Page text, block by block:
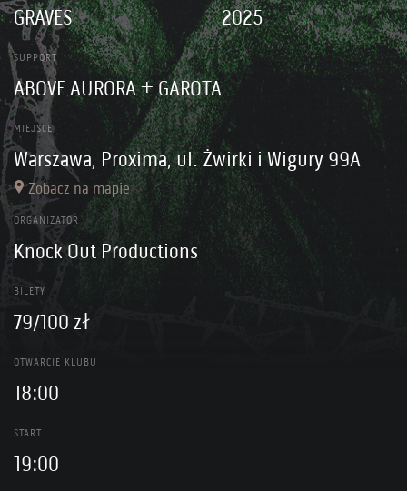
GRAVES
2025
SUPPORT
ABOVE AURORA + GAROTA
MIEJSCE
Warszawa, Proxima, ul. Żwirki i Wigury 99A
Zobacz na mapie
ORGANIZATOR
Knock Out Productions
BILETY
79/100 zł
OTWARCIE KLUBU
18:00
START
19:00